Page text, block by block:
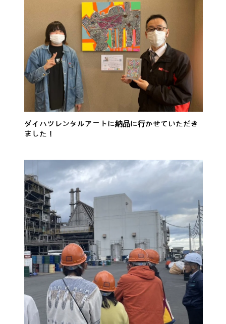
ダイハツレンタルアートに納品に行かせていただき
ました！